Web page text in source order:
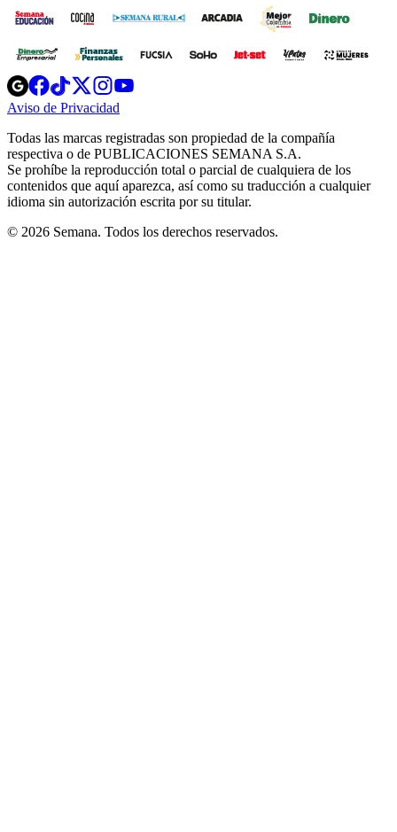
Opens
in
new
Opens
in
new
Opens
in
new
window
Opens
new
windowwindow
Aviso de Privacidad
new
window
Todas las marcas registradas son propiedad de la compañía
respectiva o de PUBLICACIONES SEMANA S.A.
Se prohíbe la reproducción total o parcial de cualquiera de los
contenidos que aquí aparezca, así como su traducción a cualquier
idioma sin autorización escrita por su titular.
© 2026 Semana. Todos los derechos reservados.